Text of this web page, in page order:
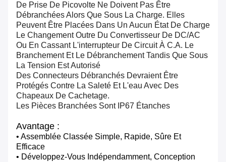
De Prise De Picovolte Ne Doivent Pas Être
Débranchées Alors Que Sous La Charge. Elles
Peuvent Être Placées Dans Un Aucun État De Charge
Le Changement Outre Du Convertisseur De DC/AC
Ou En Cassant L'interrupteur De Circuit À C.A. Le
Branchement Et Le Débranchement Tandis Que Sous
La Tension Est Autorisé
Des Connecteurs Débranchés Devraient Être
Protégés Contre La Saleté Et L'eau Avec Des
Chapeaux De Cachetage.
Les Pièces Branchées Sont IP67 Étanches
Avantage :
• Assemblée Classée Simple, Rapide, Sûre Et
Efficace
• Développez-Vous Indépendamment, Conception